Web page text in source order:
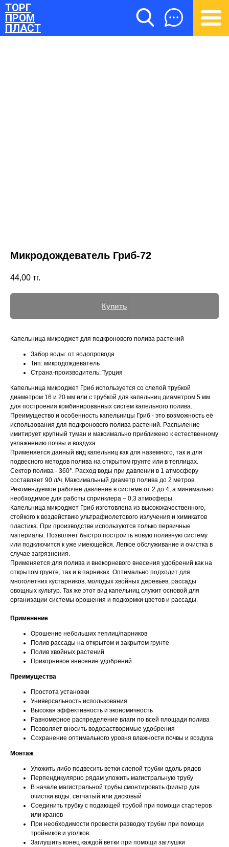
ТОРГ
ПРОМ
ПЛАСТ
Микродождеватель Гриб-72
44,00 тг.
Купить
Капельница микроджет для подкронового полива растений
Забор воды: от водопровода
Тип: микродождеватель
Страна-производитель: Турция
Капельница микроджет Гриб используется со слепой трубкой
диаметром 16 и 20 мм или с трубкой для капельниц диаметром 5 мм
для построения комбинированных систем капельного полива.
Преимущество и особенность капельницы Гриб - это возможность её
использования для подкронового полива растений. Распыление
имитирует крупный туман и максимально приближено к естественному
увлажнению почвы и воздуха.
Применяется данный вид капельниц как для наземного, так и для
подвесного методов полива на открытом грунте или в теплицах.
Сектор полива - 360°. Расход воды при давлении в 1 атмосферу
составляет 90 л/ч. Максимальный диаметр полива до 2 метров.
Рекомендуемое рабочее давление в системе от 2 до 4, а минимально
необходимое для работы спринклера – 0,3 атмосферы.
Капельница микроджет Гриб изготовлена из высококачественного,
стойкого к воздействию ультрафиолетового излучения и химикатов
пластика. При производстве используются только первичные
материалы. Позволяет быстро построить новую поливную систему
или подключится к уже имеющейся. Легкое обслуживание и очистка в
случае загрязнения.
Применяется для полива и внекорневого внесения удобрений как на
открытом грунте, так и в парниках. Оптимально подходит для
многолетних кустарников, молодых хвойных деревьев, рассады
овощных культур. Так же этот вид капельниц служит основой для
организации системы орошения и подкормки цветов и рассады.
Применение
Орошение небольших теплиц/парников
Полив рассады на открытом и закрытом грунте
Полив хвойных растений
Прикорневое внесение удобрений
Преимущества
Простота установки
Универсальность использования
Высокая эффективность и экономичность
Равномерное распределение влаги по всей площади полива
Позволяет вносить водорастворимые удобрения
Сохранение оптимального уровня влажности почвы и воздуха
Монтаж
Уложить либо подвесить ветки слепой трубки вдоль рядов
Перпендикулярно рядам уложить магистральную трубу
В начале магистральной трубы смонтировать фильтр для
очистки воды. сетчатый или дисковый
Соединить трубку с подающей трубой при помощи стартеров
или кранов
При необходимости провести разводку трубки при помощи
тройников и уголков
Заглушить конец каждой ветки при помощи заглушки